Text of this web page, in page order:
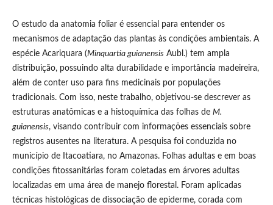
O estudo da anatomia foliar é essencial para entender os
mecanismos de adaptação das plantas às condições ambientais. A
espécie Acariquara (Minquartia guianensis Aubl.) tem ampla
distribuição, possuindo alta durabilidade e importância madeireira,
além de conter uso para fins medicinais por populações
tradicionais. Com isso, neste trabalho, objetivou-se descrever as
estruturas anatômicas e a histoquímica das folhas de M.
guianensis, visando contribuir com informações essenciais sobre
registros ausentes na literatura. A pesquisa foi conduzida no
município de Itacoatiara, no Amazonas. Folhas adultas e em boas
condições fitossanitárias foram coletadas em árvores adultas
localizadas em uma área de manejo florestal. Foram aplicadas
técnicas histológicas de dissociação de epiderme, corada com